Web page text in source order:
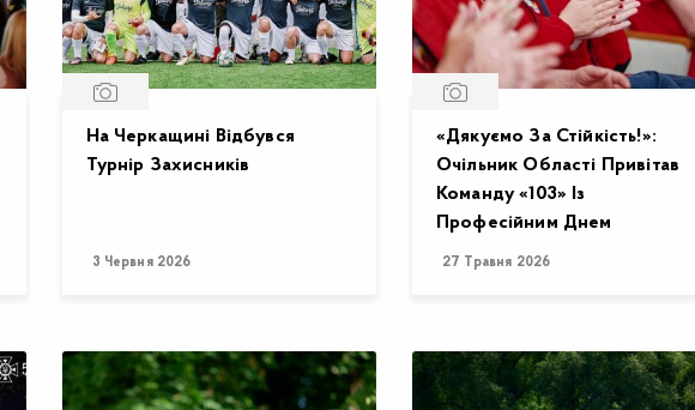
На Черкащині Відбувся
Турнір Захисників
3 Червня 2026
«Дякуємо За Стійкість!»:
Очільник Області Привітав
Команду «103» Із
Професійним Днем
27 Травня 2026